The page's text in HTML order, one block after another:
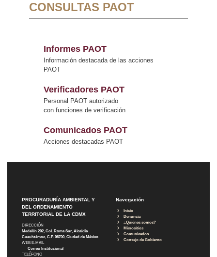
CONSULTAS PAOT
Informes PAOT
Información destacada de las acciones
PAOT
Verificadores PAOT
Personal PAOT autorizado
con funciones de verificación
Comunicados PAOT
Acciones destacadas PAOT
PROCURADURÍA AMBIENTAL Y
DEL ORDENAMIENTO
TERRITORIAL DE LA CDMX
DIRECCIÓN
Medellín 202, Col. Roma Sur, Alcaldía
Cuauhtémoc, C.P. 06700, Ciudad de México
WEB E-MAIL
Correo Institucional
TELÉFONO
Navegación
Inicio
Denuncia
¿Quiénes somos?
Micrositios
Comunicados
Consejo de Gobierno